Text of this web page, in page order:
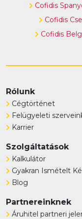
Cofidis
Cofidis
Cofidis
Rólunk
Cégtörténet
Felügyeleti
Karrier
Szolgáltatások
Kalkulátor
Gyakran Ismételt
Blog
Partnereinknek
Áruhitel partneri